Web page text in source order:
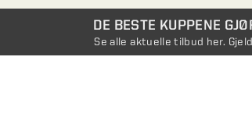
DØRER
DE BESTE KUPPENE
Se alle aktuelle tilbud her.